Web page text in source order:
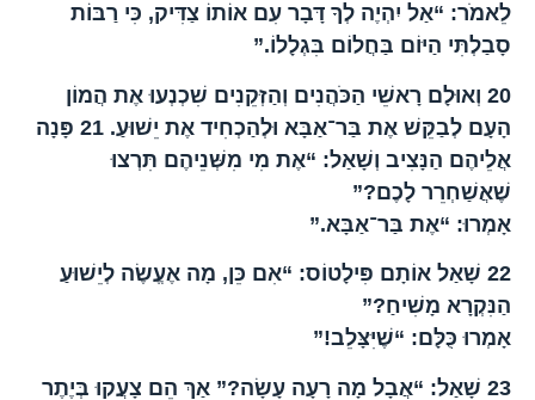
לֵאמֹר: “אַל יִהְיֶה לְךָ דָּבָר עִם אוֹתוֹ צַדִּיק, כִּי רַבּוֹת
סָבַלְתִּי הַיּוֹם בַּחֲלוֹם בִּגְלָלוֹ.”
20 וְאוּלָם רָאשֵׁי הַכֹּהֲנִים וְהַזְּקֵנִים שִׁכְנְעוּ אֶת הֲמוֹן
הָעָם לְבַקֵּשׁ אֶת בַּר־אַבָּא וּלְהַכְחִיד אֶת יֵשׁוּעַ. 21 פָּנָה
אֲלֵיהֶם הַנָּצִיב וְשָׁאַל: “אֶת מִי מִשְּׁנֵיהֶם תִּרְצוּ
שֶׁאֲשַׁחְרֵר לָכֶם?”
אָמְרוּ: “אֶת בַּר־אַבָּא.”
22 שָׁאַל אוֹתָם פִּילָטוֹס: “אִם כֵּן, מָה אֶעֱשֶׂה לְיֵשׁוּעַ
הַנִּקְרָא מָשִׁיחַ?”
אָמְרוּ כֻּלָּם: “שֶׁיִּצָּלֵב!”
23 שָׁאַל: “אֲבָל מָה רָעָה עָשָׂה?” אַךְ הֵם צָעֲקוּ בְּיֶתֶר